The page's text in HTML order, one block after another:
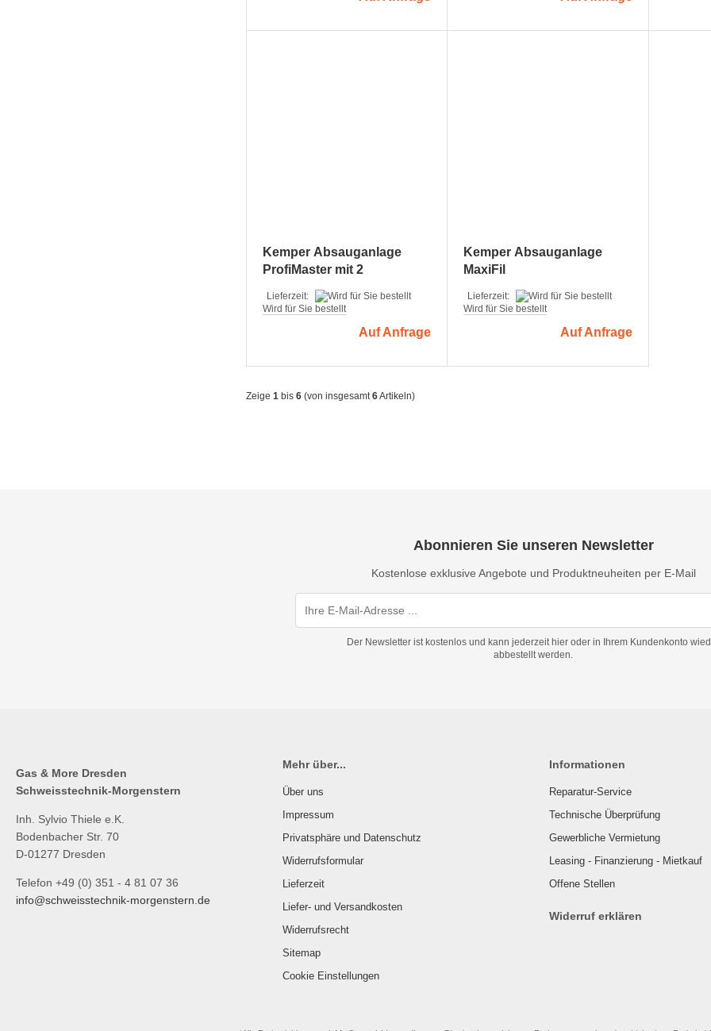
Kemper Absauganlage
ProfiMaster mit 2
Absaugarmen
Lieferzeit:
Wird für Sie bestellt
Auf Anfrage
Kemper Absauganlage
MaxiFil
Lieferzeit:
Wird für Sie bestellt
Auf Anfrage
Zeige 1 bis 6 (von insgesamt6Artikeln)
Abonnieren Sie unseren Newsletter
Kostenlose exklusive Angebote und Produktneuheiten per E-Mail
Der Newsletter ist kostenlos und kann jederzeit hier oder in Ihrem Kundenkonto
abbestellt werden.
Gas & More Dresden
Schweisstechnik-Morgenstern
Inh. Sylvio Thiele e.K.
Bodenbacher Str. 70
D-01277 Dresden
Telefon +49 (0) 351 - 4 81 07 36
info@schweisstechnik-morgenstern.de
Mehr über...
Über uns
Impressum
Privatsphäre und Datenschutz
Widerrufsformular
Lieferzeit
Liefer- und Versandkosten
Widerrufsrecht
Sitemap
Cookie Einstellungen
Informationen
Reparatur-Service
Technische Überprüfung
Gewerbliche Vermietung
Leasing - Finanzierung - Mietkauf
Offene Stellen
Widerruf erklären